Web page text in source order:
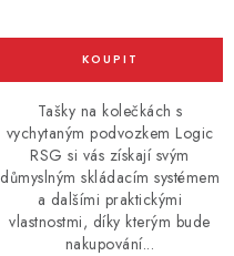
Tašky na kolečkách s
vychytaným podvozkem Logic
RSG si vás získají svým
důmyslným skládacím systémem
a dalšími praktickými
vlastnostmi, díky kterým bude
nakupování...